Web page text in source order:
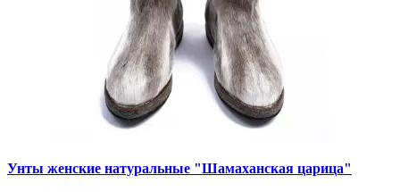
Унты женские натуральные "Шамаханская царица"